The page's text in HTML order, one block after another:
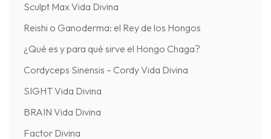
Sculpt Max Vida Divina
Reishi o Ganoderma: el Rey de los Hongos
¿Qué es y para qué sirve el Hongo Chaga?
Cordyceps Sinensis – Cordy Vida Divina
SIGHT Vida Divina
BRAIN Vida Divina
Factor Divina